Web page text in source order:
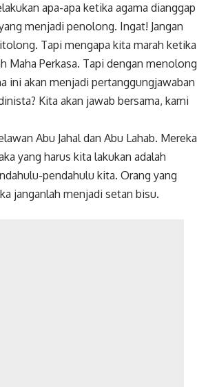
apa-apa ketika agama dianggap
menjadi penolong. Ingat! Jangan
Tapi mengapa kita marah ketika
Maha Perkasa. Tapi dengan menolong
ini akan menjadi pertanggungjawaban
Kita akan jawab bersama, kami
Abu Jahal dan Abu Lahab. Mereka
yang harus kita lakukan adalah
pendahulu kita. Orang yang
janganlah menjadi setan bisu.